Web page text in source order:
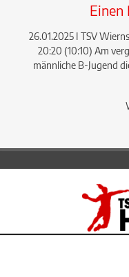
Einen
26.01.2025 I TSV
20:20 (10:10) Am
männliche B-Jugend